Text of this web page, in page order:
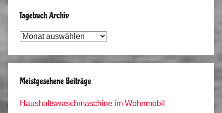
Tagebuch Archiv
Tagebuch
Meistgesehene Beiträge
Haushaltswaschmaschine im Wohnmobil